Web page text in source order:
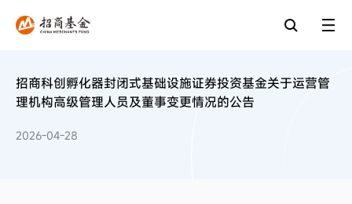
招商科创孵化器封闭式基础设施证券投资基金关于运营管
理机构高级管理人员及董事变更情况的公告
2026-04-28